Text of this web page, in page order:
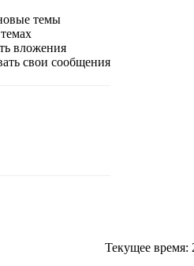
темы
вложения
свои сообщения
Текущее время: